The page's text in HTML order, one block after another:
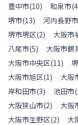
豊中市(10) 和泉市(4
堺市(13) 河内長野市
堺市堺区(2) 大阪市
八尾市(5) 大阪市鶴
大阪市中央区(11)
大阪市旭区(1) 大阪
岸和田市(3) 池田市(
大阪狭山市(2) 大阪
大阪市生野区(2) 大